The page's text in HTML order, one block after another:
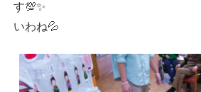
す💯✨ なか
いわね💦